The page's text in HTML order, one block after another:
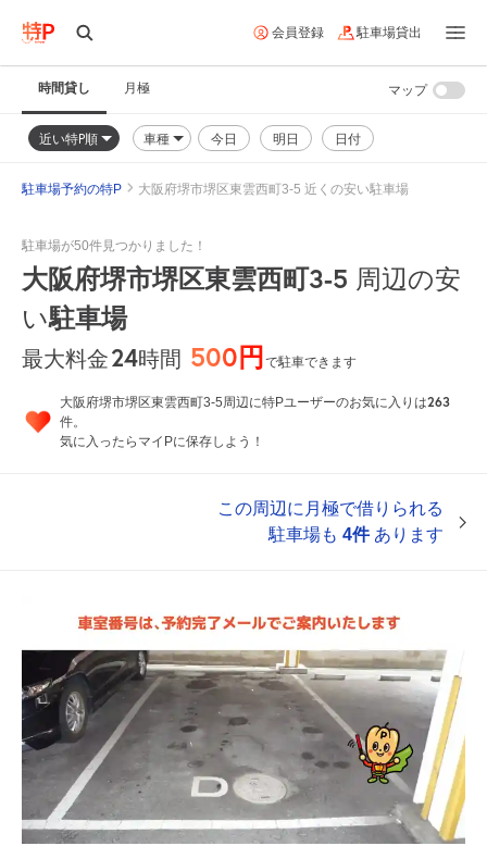
会員登録 駐車場貸出
時間貸し 月極
近い特P順 車種 今日 明日 日付
マップ
駐車場予約の特P 大阪府堺市堺区東雲西町3-5 近くの安い駐車場
駐車場が50件見つかりました！
大阪府堺市堺区東雲西町3-5 周辺の安
い駐車場
最大料金24時間 500円で駐車できます
大阪府堺市堺区東雲西町3-5周辺に特Pユーザーのお気に入りは263
件。
気に入ったらマイPに保存しよう！
この周辺に月極で借りられる
駐車場も 4件あります